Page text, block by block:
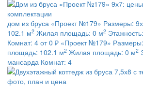
дом из бруса «Проект №179» Размеры:
102.1 м2 Жилая площадь: 0 м2 Этажность:
Комнат: 4 от 0 ₽ «Проект №179» Размеры:
площадь: 102.1 м2 Жилая площадь: 0 м2
мансарда Комнат: 4